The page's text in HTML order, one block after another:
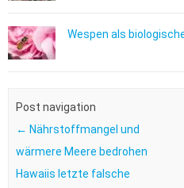
Wespen als
Post navigation
← Nährstoffmangel und
wärmere Meere bedrohen
Hawaiis letzte falsche